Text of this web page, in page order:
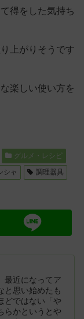
得をした気持ち
上がりそうです
楽しい使い方を
グルメ・レシピ
シャ 調理器具
最近になってア
と思い始めたも
どではない「や
らかというとや